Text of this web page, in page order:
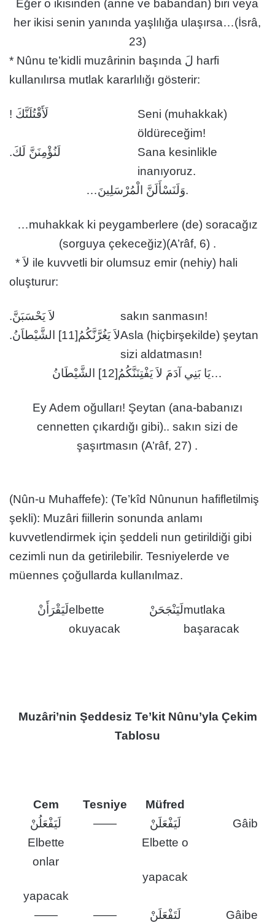
Eğer o ikisinden (anne ve babandan) biri veya
her ikisi senin yanında yaşlılığa ulaşırsa…(İsrâ,
23)
* Nûnu te’kidli muzârinin başında لَ harfi
kullanılırsa mutlak kararlılığı gösterir:
لَأَقْتُلَنَّكَ !
Seni (muhakkak)
öldüreceğim!
لَنُؤْمِنَنَّ لَكَ.
Sana kesinlikle
inanıyoruz.
…وَلَنَسْأَلَنَّ الْمُرْسَلِينَ.
…muhakkak ki peygamberlere (de) soracağız
(sorguya çekeceğiz)(A’râf, 6) .
* لاَ ile kuvvetli bir olumsuz emir (nehiy) hali
oluşturur:
لاَ يَحْسَبَنَّ.
sakın sanmasın!
لاَ يَغُرَّنَّكُمُ[11] الشَّيْطاَنُ.Asla (hiçbirşekilde) şeytan
sizi aldatmasın!
يَا بَنِي آدَمَ لاَ يَفْتِنَنَّكُمُ[12] الشَّيْطَانُ…
Ey Adem oğulları! Şeytan (ana-babanızı
cennetten çıkardığı gibi).. sakın sizi de
şaşırtmasın (A’râf, 27) .
(Nûn-u Muhaffefe): (Te’kîd Nûnunun hafifletilmiş
şekli): Muzâri fiillerin sonunda anlamı
kuvvetlendirmek için şeddeli nun getirildiği gibi
cezimli nun da getirilebilir. Tesniyelerde ve
müennes çoğullarda kullanılmaz.
لَيَقْرَأَنْelbette
okuyacak
لَيَنْجَحَنْmutlaka
başaracak
Muzâri’nin Şeddesiz Te’kit Nûnu’yla Çekim
Tablosu
Müfred
Tesniye
Cem
Gâib
لَيَفْعَلَنْ ——
لَيَفْعَلُنْ
Elbette o
yapacak
Elbette
onlar
yapacak
Gâibe
لَتَفْعَلَنْ ——
——